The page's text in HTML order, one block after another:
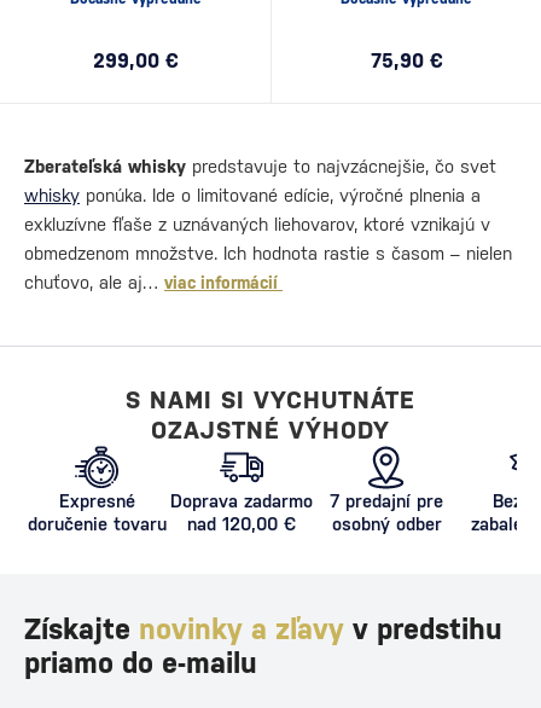
299,00 € 75,90 €
Zberateľská whisky predstavuje to najvzácnejšie, čo svet
whisky ponúka. Ide o limitované edície, výročné plnenia a
exkluzívne fľaše z uznávaných liehovarov, ktoré vznikajú v
obmedzenom množstve. Ich hodnota rastie s časom – nielen
chuťovo, ale aj… viac informácií
S NAMI SI VYCHUTNÁTE
OZAJSTNÉ VÝHODY
Expresné
doručenie tovaru
Doprava zadarmo
nad 120,00 €
7 predajní pre
osobný odber
Získajte novinky a zľavy v predstihu
priamo do e-mailu